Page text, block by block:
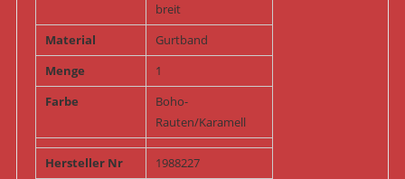
breit
Material
Gurtband
Menge
1
Farbe
Boho-
Rauten/Karamell
Hersteller Nr
1988227